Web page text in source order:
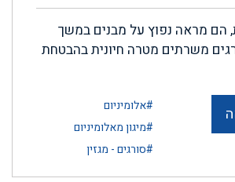
הם מראה נפוץ על מבנים במשך
משרתים מטרה חיונית בהבטחת
#אלומיניום
#מיגון מאלומיניום
#סורגים - מגזין